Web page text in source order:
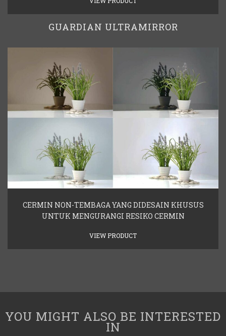
GUARDIAN ULTRAMIRROR
CERMIN NON-TEMBAGA YANG DIDESAIN KHUSUS
UNTUK MENGURANGI RESIKO CERMIN
VIEW PRODUCT
YOU MIGHT ALSO BE INTERESTED
IN